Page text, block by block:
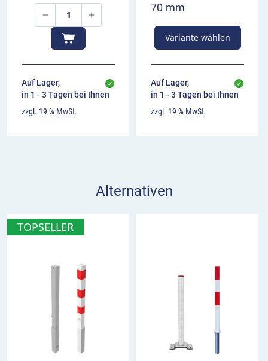
Auf Lager,
in 1 - 3 Tagen bei Ihnen
zzgl. 19 % MwSt.
70 mm
Variante wählen
Auf Lager,
in 1 - 3 Tagen bei Ihnen
zzgl. 19 % MwSt.
Alternativen
TOPSELLER